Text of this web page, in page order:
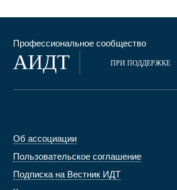
Профессиональное сообщество
АИДТ ПРИ ПОДДЕРЖКЕ
Об ассоциации
Пользовательское соглашение
Подписка на Вестник ИДТ